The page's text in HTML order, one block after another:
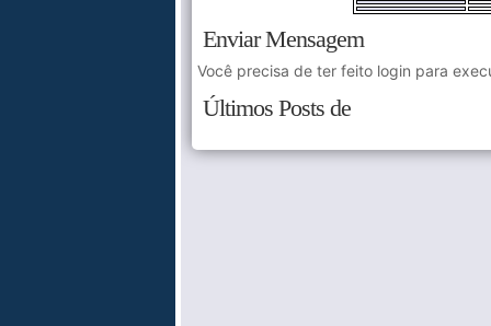
Enviar Mensagem
Você precisa de ter feito login para
Últimos Posts de